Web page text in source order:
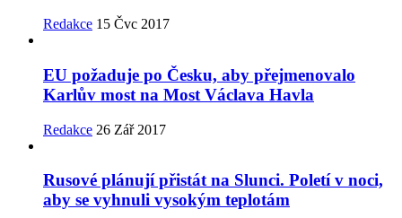
Redakce 15 Čvc 2017
EU požaduje po Česku, aby přejmenovalo
Karlův most na Most Václava Havla
Redakce 26 Zář 2017
Rusové plánují přistát na Slunci. Poletí v noci,
aby se vyhnuli vysokým teplotám